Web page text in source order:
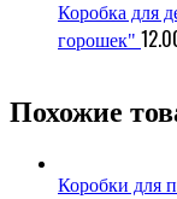
Коробка для
горошек"
Похожие
Коробки для